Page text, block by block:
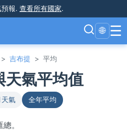
報. 查看所有國家.
🌐 ☰
> 吉布提 > 平均
天氣平均值
天氣 全年平均
。